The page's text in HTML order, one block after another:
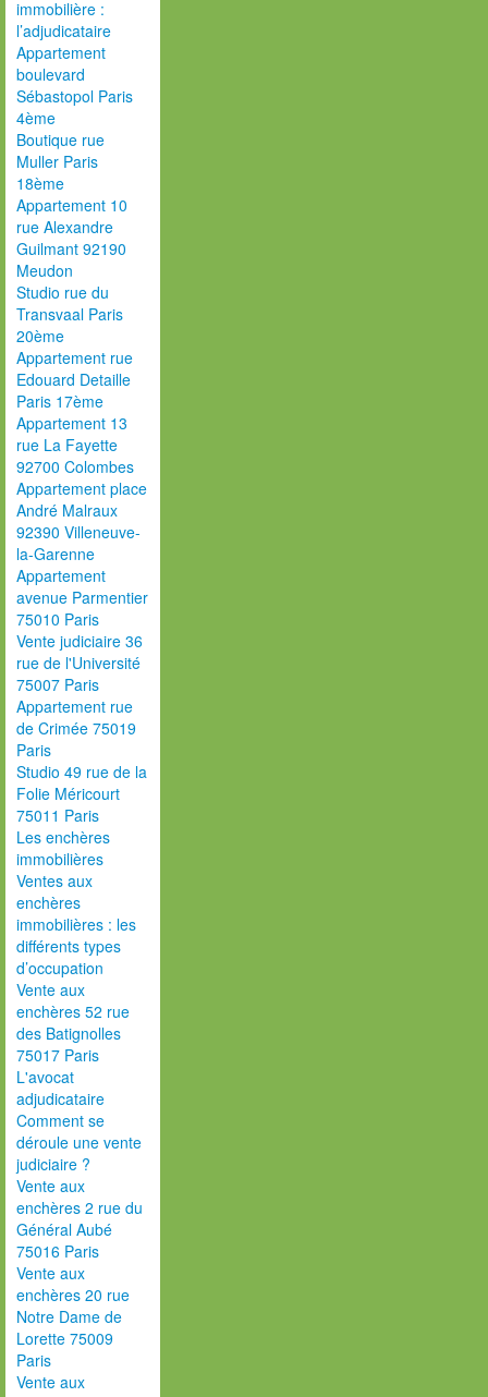
immobilière :
l’adjudicataire
Appartement
boulevard
Sébastopol Paris
4ème
Boutique rue
Muller Paris
18ème
Appartement 10
rue Alexandre
Guilmant 92190
Meudon
Studio rue du
Transvaal Paris
20ème
Appartement rue
Edouard Detaille
Paris 17ème
Appartement 13
rue La Fayette
92700 Colombes
Appartement place
André Malraux
92390 Villeneuve-
la-Garenne
Appartement
avenue Parmentier
75010 Paris
Vente judiciaire 36
rue de l'Université
75007 Paris
Appartement rue
de Crimée 75019
Paris
Studio 49 rue de la
Folie Méricourt
75011 Paris
Les enchères
immobilières
Ventes aux
enchères
immobilières : les
différents types
d’occupation
Vente aux
enchères 52 rue
des Batignolles
75017 Paris
L'avocat
adjudicataire
Comment se
déroule une vente
judiciaire ?
Vente aux
enchères 2 rue du
Général Aubé
75016 Paris
Vente aux
enchères 20 rue
Notre Dame de
Lorette 75009
Paris
Vente aux